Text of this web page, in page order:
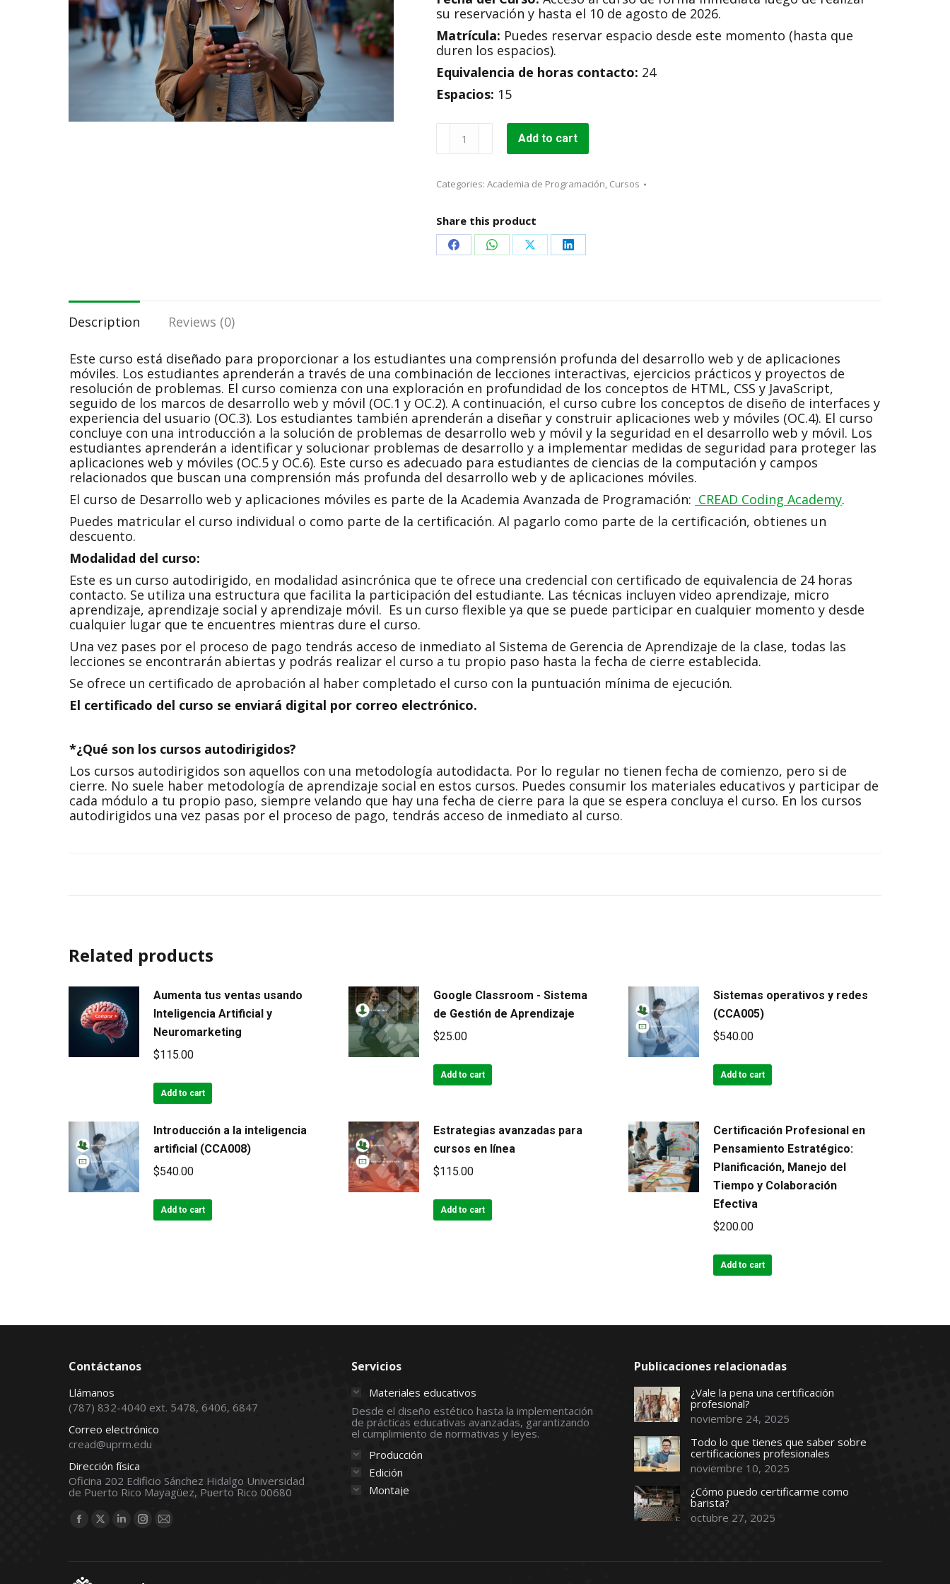
su reservación y hasta el 10 de agosto de 2026.
Matrícula: Puedes reservar espacio desde este momento (hasta que
duren los espacios).
Equivalencia de horas contacto: 24
Espacios: 15
móviles
quantity
Add to cart
Categories: Academia de Programación, Cursos
Share this product
Share Share Share Share
Description Reviews (0)
Este curso está diseñado para proporcionar a los estudiantes una comprensión profunda del desarrollo web y de aplicaciones
móviles. Los estudiantes aprenderán a través de una combinación de lecciones interactivas, ejercicios prácticos y proyectos de
resolución de problemas. El curso comienza con una exploración en profundidad de los conceptos de HTML, CSS y JavaScript,
seguido de los marcos de desarrollo web y móvil (OC.1 y OC.2). A continuación, el curso cubre los conceptos de diseño de interfaces y
experiencia del usuario (OC.3). Los estudiantes también aprenderán a diseñar y construir aplicaciones web y móviles (OC.4). El curso
concluye con una introducción a la solución de problemas de desarrollo web y móvil y la seguridad en el desarrollo web y móvil. Los
estudiantes aprenderán a identificar y solucionar problemas de desarrollo y a implementar medidas de seguridad para proteger las
aplicaciones web y móviles (OC.5 y OC.6). Este curso es adecuado para estudiantes de ciencias de la computación y campos
relacionados que buscan una comprensión más profunda del desarrollo web y de aplicaciones móviles.
El curso de Desarrollo web y aplicaciones móviles es parte de la Academia Avanzada de Programación: CREAD Coding Academy.
Puedes matricular el curso individual o como parte de la certificación. Al pagarlo como parte de la certificación, obtienes un
descuento.
Modalidad del curso:
Este es un curso autodirigido, en modalidad asincrónica que te ofrece una credencial con certificado de equivalencia de 24 horas
contacto. Se utiliza una estructura que facilita la participación del estudiante. Las técnicas incluyen video aprendizaje, micro
aprendizaje, aprendizaje social y aprendizaje móvil. Es un curso flexible ya que se puede participar en cualquier momento y desde
cualquier lugar que te encuentres mientras dure el curso.
Una vez pases por el proceso de pago tendrás acceso de inmediato al Sistema de Gerencia de Aprendizaje de la clase, todas las
lecciones se encontrarán abiertas y podrás realizar el curso a tu propio paso hasta la fecha de cierre establecida.
Se ofrece un certificado de aprobación al haber completado el curso con la puntuación mínima de ejecución.
El certificado del curso se enviará digital por correo electrónico.
*¿Qué son los cursos autodirigidos?
Los cursos autodirigidos son aquellos con una metodología autodidacta. Por lo regular no tienen fecha de comienzo, pero si de
cierre. No suele haber metodología de aprendizaje social en estos cursos. Puedes consumir los materiales educativos y participar de
cada módulo a tu propio paso, siempre velando que hay una fecha de cierre para la que se espera concluya el curso. En los cursos
autodirigidos una vez pasas por el proceso de pago, tendrás acceso de inmediato al curso.
Related products
Aumenta tus ventas usando
Inteligencia Artificial y
Neuromarketing
$115.00
Add to cart
Google Classroom - Sistema
de Gestión de Aprendizaje
$25.00
Add to cart
Sistemas operativos y redes
(CCA005)
$540.00
Add to cart
Introducción a la inteligencia
artificial (CCA008)
$540.00
Add to cart
Estrategias avanzadas para
cursos en línea
$115.00
Add to cart
Certificación Profesional en
Pensamiento Estratégico:
Planificación, Manejo del
Tiempo y Colaboración
Efectiva
$200.00
Add to cart
Contáctanos
Llámanos
(787) 832-4040 ext. 5478, 6406, 6847
Correo electrónico
cread@uprm.edu
Dirección física
Oficina 202 Edificio Sánchez Hidalgo Universidad
de Puerto Rico Mayagüez, Puerto Rico 00680
Find us on:
Facebook
opens
X
opens
Linkedin
opens
Instagram
opens
Mail
opens
Servicios
Materiales educativos
Desde el diseño estético hasta la implementación
de prácticas educativas avanzadas, garantizando
el cumplimiento de normativas y leyes.
Producción
Edición
Montaje
Publicaciones relacionadas
¿Vale la pena una certificación
profesional?
noviembre 24, 2025
Todo lo que tienes que saber sobre
certificaciones profesionales
noviembre 10, 2025
¿Cómo puedo certificarme como
barista?
octubre 27, 2025